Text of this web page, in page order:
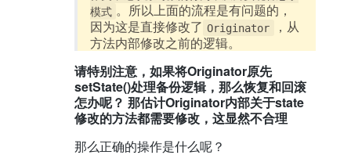
模式 。所以上面的流程是有问题的，
因为这是直接修改了 Originator
，从
方法内部修改之前的逻辑。
请特别注意，如果将Originator原先
setState()处理备份逻辑，那么恢复和回滚
怎办呢？ 那估计Originator内部关于state
修改的方法都需要修改，这显然不合理
那么正确的操作是什么呢？